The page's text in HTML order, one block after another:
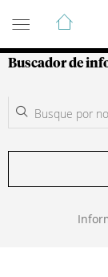
Guía de
Buscador de